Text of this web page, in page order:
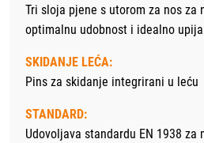
Tri sloja pjene s utorom za nos za
optimalnu udobnost i idealno
SKIDANJE LEĆA:
Pins za skidanje integrirani u leću
STANDARD:
Udovoljava standardu EN 1938